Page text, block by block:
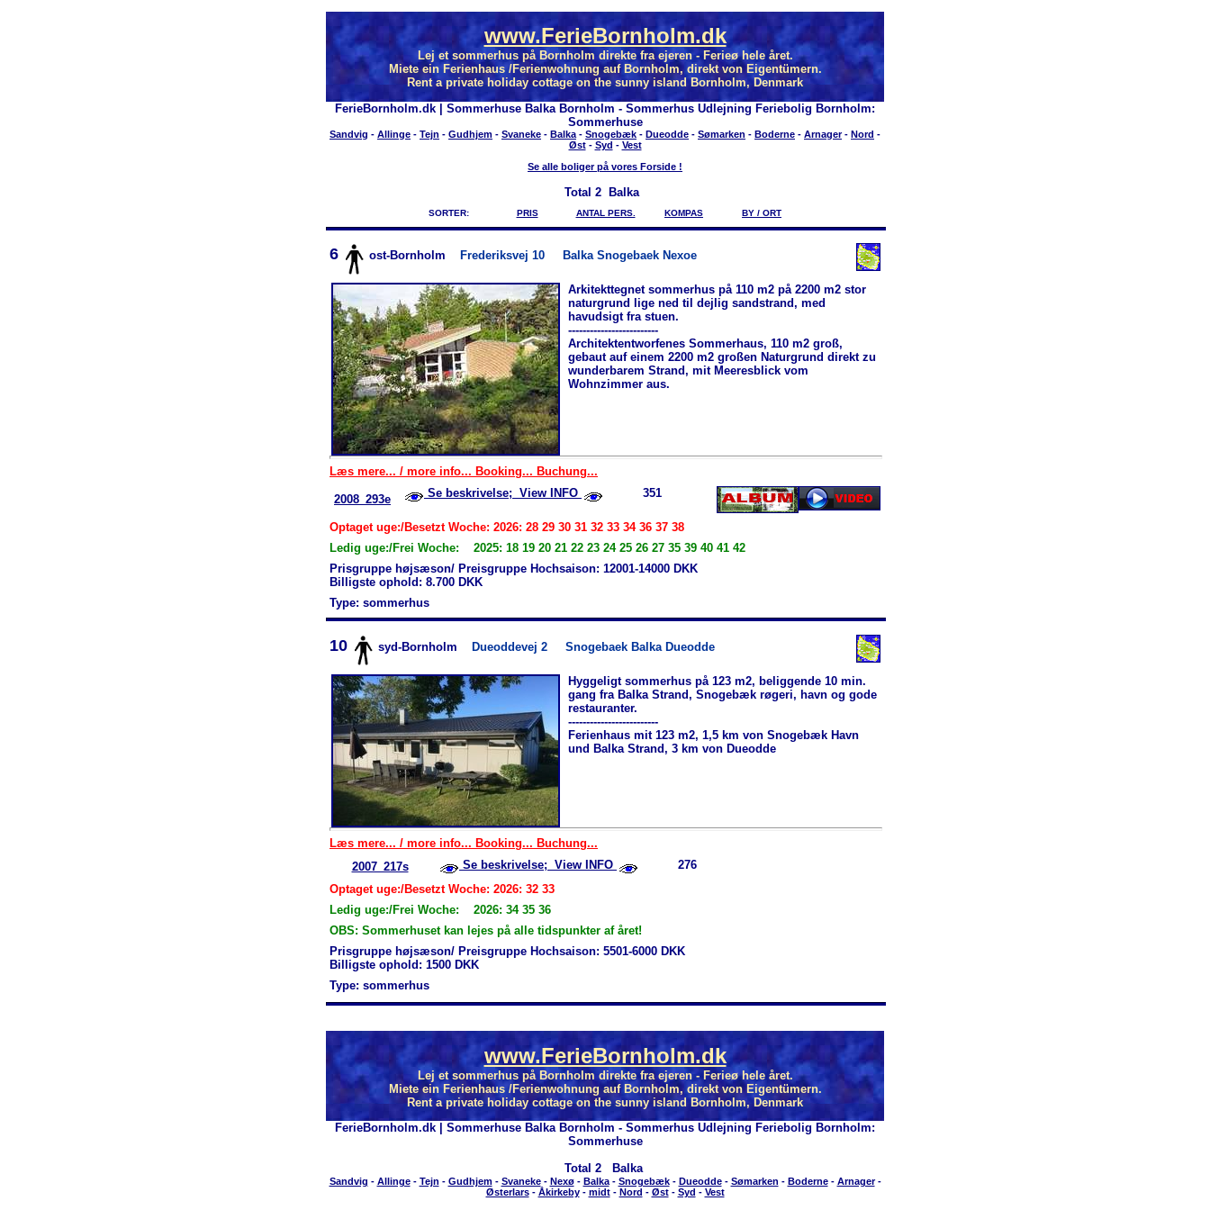
www.FerieBornholm.dk
Lej et sommerhus på Bornholm direkte fra ejeren - Ferieø hele året.
Miete ein Ferienhaus /Ferienwohnung auf Bornholm, direkt von Eigentümern.
Rent a private holiday cottage on the sunny island Bornholm, Denmark
FerieBornholm.dk | Sommerhuse Balka Bornholm - Sommerhus Udlejning Feriebolig Bornholm:
Sommerhuse
Sandvig - Allinge - Tejn - Gudhjem - Svaneke - Balka - Snogebæk - Dueodde - Sømarken - Boderne - Arnager- Nord -
Øst- Syd - Vest
Se alle boliger på vores Forside !
Total 2 Balka
SORTER: PRIS ANTAL PERS. KOMPAS BY / ORT
6 ost-Bornholm Frederiksvej 10 Balka Snogebaek Nexoe
Arkitekttegnet sommerhus på 110 m2 på 2200 m2 stor
naturgrund lige ned til dejlig sandstrand, med
havudsigt fra stuen.
-------------------------
Architektentworfenes Sommerhaus, 110 m2 groß,
gebaut auf einem 2200 m2 großen Naturgrund direkt zu
wunderbarem Strand, mit Meeresblick vom
Wohnzimmer aus.
Læs mere... / more info... Booking... Buchung...
2008_293e Se beskrivelse; View INFO 351
Optaget uge:/Besetzt Woche: 2026: 28 29 30 31 32 33 34 36 37 38
Ledig uge:/Frei Woche: 2025: 18 19 20 21 22 23 24 25 26 27 35 39 40 41 42
Prisgruppe højsæson/ Preisgruppe Hochsaison: 12001-14000 DKK
Billigste ophold: 8.700 DKK
Type: sommerhus
10 syd-Bornholm Dueoddevej 2 Snogebaek Balka Dueodde
Hyggeligt sommerhus på 123 m2, beliggende 10 min.
gang fra Balka Strand, Snogebæk røgeri, havn og gode
restauranter.
-------------------------
Ferienhaus mit 123 m2, 1,5 km von Snogebæk Havn
und Balka Strand, 3 km von Dueodde
Læs mere... / more info... Booking... Buchung...
2007_217s
Se beskrivelse; View INFO
276
Optaget uge:/Besetzt Woche: 2026: 32 33
Ledig uge:/Frei Woche: 2026: 34 35 36
OBS: Sommerhuset kan lejes på alle tidspunkter af året!
Prisgruppe højsæson/ Preisgruppe Hochsaison: 5501-6000 DKK
Billigste ophold: 1500 DKK
Type: sommerhus
www.FerieBornholm.dk
Lej et sommerhus på Bornholm direkte fra ejeren - Ferieø hele året.
Miete ein Ferienhaus /Ferienwohnung auf Bornholm, direkt von Eigentümern.
Rent a private holiday cottage on the sunny island Bornholm, Denmark
FerieBornholm.dk | Sommerhuse Balka Bornholm - Sommerhus Udlejning Feriebolig Bornholm:
Sommerhuse
Total 2 Balka
Sandvig - Allinge- Tejn - Gudhjem- Svaneke- Nexø- Balka- Snogebæk- Dueodde- Sømarken - Boderne- Arnager-
Østerlars- Åkirkeby- midt- Nord - Øst- Syd - Vest